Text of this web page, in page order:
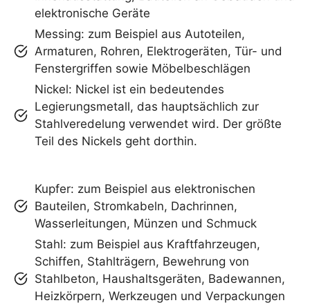
elektronische Geräte
Messing: zum Beispiel aus Autoteilen,
Armaturen, Rohren, Elektrogeräten, Tür- und
Fenstergriffen sowie Möbelbeschlägen
Nickel: Nickel ist ein bedeutendes
Legierungsmetall, das hauptsächlich zur
Stahlveredelung verwendet wird. Der größte
Teil des Nickels geht dorthin.
Kupfer: zum Beispiel aus elektronischen
Bauteilen, Stromkabeln, Dachrinnen,
Wasserleitungen, Münzen und Schmuck
Stahl: zum Beispiel aus Kraftfahrzeugen,
Schiffen, Stahlträgern, Bewehrung von
Stahlbeton, Haushaltsgeräten, Badewannen,
Heizkörpern, Werkzeugen und Verpackungen